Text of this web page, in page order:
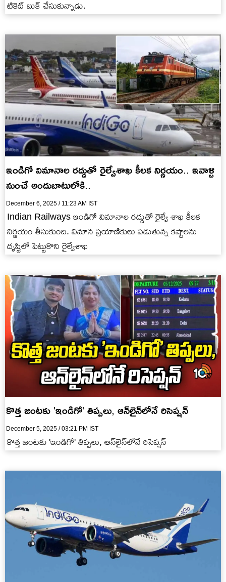
టికెట్ బుక్ చేసుకున్నాడు.
ఇండిగో విమానాల రద్దుతో రైల్వేశాఖ కీలక నిర్ణయం.. ఇవాళ్టి
నుంచే అందుబాటులోకి..
December 6, 2025 / 11:23 AM IST
Indian Railways ఇండిగో విమానాల రద్దుతో రైల్వే శాఖ కీలక
నిర్ణయం తీసుకుంది. విమాన ప్రయాణికులు పడుతున్న కష్టాలను
దృష్టిలో పెట్టుకొని రైల్వేశాఖ
కొత్త జంటకు 'ఇండిగో' తిప్పలు, ఆన్‌లైన్‌లోనే రిసెప్షన్‌
December 5, 2025 / 03:21 PM IST
కొత్త జంటకు 'ఇండిగో' తిప్పలు, ఆన్‌లైన్‌లోనే రిసెప్షన్‌